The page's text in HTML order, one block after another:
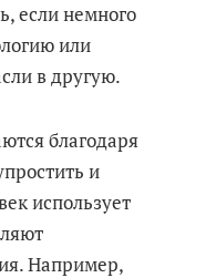
если немного
или
в другую.
благодаря
и
использует
Например,